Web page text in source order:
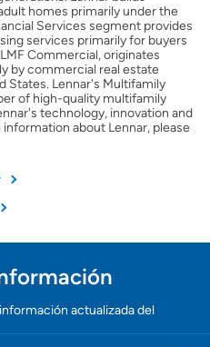
la venta
mi casa
homes primarily under the
Services segment provides
services primarily for buyers
Commercial, originates
by commercial real estate
States. Lennar's Multifamily
of high-quality multifamily
technology, innovation and
about Lennar, please
actualizada del